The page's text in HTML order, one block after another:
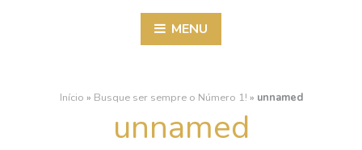
MENU
Início » Busque ser sempre o Número 1! » unnamed
unnamed